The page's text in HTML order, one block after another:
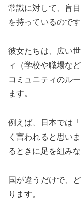
常識に対して、盲
を持っているのです
彼女たちは、広い
ィ（学校や職場な
コミュニティのル
ます。
例えば、日本では
く言われると思い
るときに足を組み
国が違うだけで、
ります。